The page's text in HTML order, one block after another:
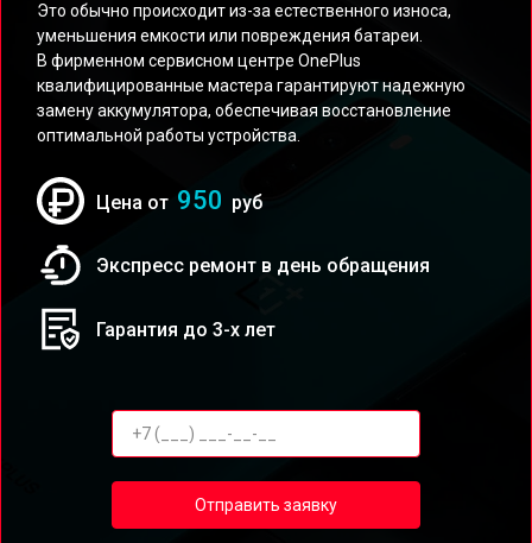
Это обычно происходит из-за естественного износа,
уменьшения емкости или повреждения батареи.
В фирменном сервисном центре OnePlus
квалифицированные мастера гарантируют надежную
замену аккумулятора, обеспечивая восстановление
оптимальной работы устройства.
Цена от 950 руб
Экспресс ремонт в день обращения
Гарантия до 3-х лет
Отправить заявку